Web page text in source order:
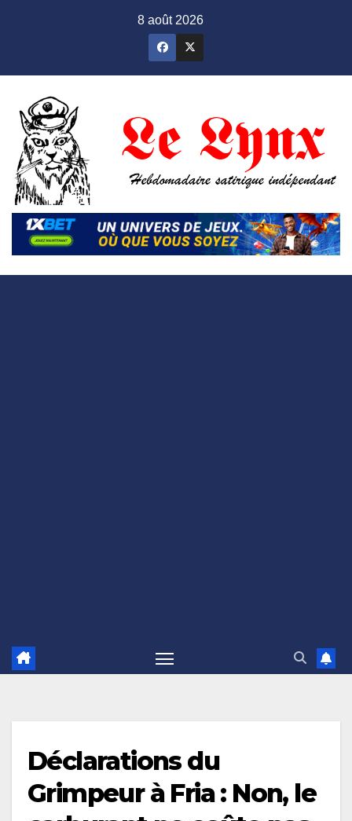
8 août 2026
Déclarations du
Grimpeur à Fria : Non, le